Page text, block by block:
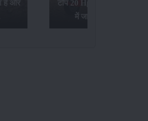
टॉप 20 Hp ट्रैक्टर्स के बारे
में जानिए यहां...